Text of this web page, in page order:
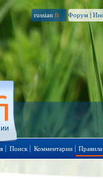
russian .fi Форум |
Поиск Комментарии Правила